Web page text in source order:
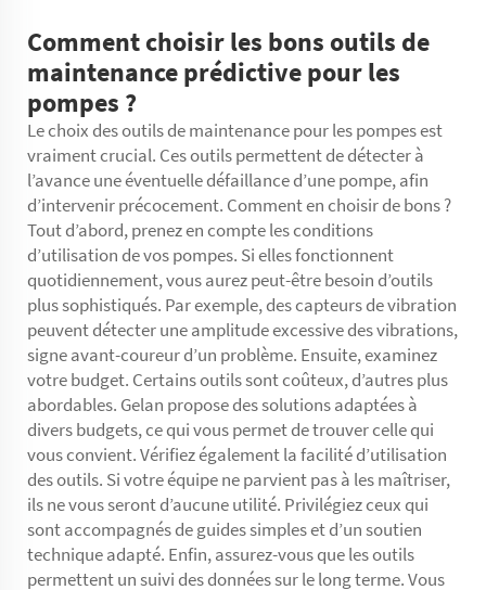
Comment choisir les bons outils de
maintenance prédictive pour les
pompes ?
Le choix des outils de maintenance pour les pompes est
vraiment crucial. Ces outils permettent de détecter à
l’avance une éventuelle défaillance d’une pompe, afin
d’intervenir précocement. Comment en choisir de bons ?
Tout d’abord, prenez en compte les conditions
d’utilisation de vos pompes. Si elles fonctionnent
quotidiennement, vous aurez peut-être besoin d’outils
plus sophistiqués. Par exemple, des capteurs de vibration
peuvent détecter une amplitude excessive des vibrations,
signe avant-coureur d’un problème. Ensuite, examinez
votre budget. Certains outils sont coûteux, d’autres plus
abordables. Gelan propose des solutions adaptées à
divers budgets, ce qui vous permet de trouver celle qui
vous convient. Vérifiez également la facilité d’utilisation
des outils. Si votre équipe ne parvient pas à les maîtriser,
ils ne vous seront d’aucune utilité. Privilégiez ceux qui
sont accompagnés de guides simples et d’un soutien
technique adapté. Enfin, assurez-vous que les outils
permettent un suivi des données sur le long terme. Vous